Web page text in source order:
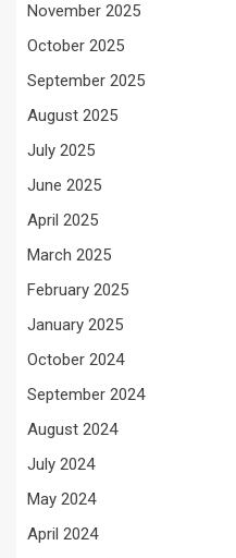
November 2025
October 2025
September 2025
August 2025
July 2025
June 2025
April 2025
March 2025
February 2025
January 2025
October 2024
September 2024
August 2024
July 2024
May 2024
April 2024